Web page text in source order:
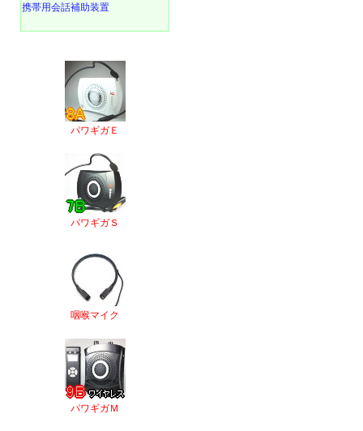
携帯用会話補助装置
パワギガＥ
パワギガＳ
咽喉マイク
パワギガＭ